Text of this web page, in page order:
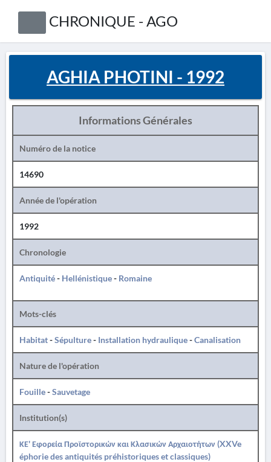
CHRONIQUE - AGO
AGHIA PHOTINI - 1992
Informations Générales
Numéro de la notice
14690
Année de l'opération
1992
Chronologie
Antiquité- Hellénistique- Romaine
Mots-clés
Habitat-Sépulture- Installation hydraulique-Canalisation
Nature de l'opération
Fouille-Sauvetage
Institution(s)
ΚΕ' Εφορεία Προϊστορικών και Κλασικών Αρχαιοτήτων (XXVe
éphorie des antiquités préhistoriques et classiques)